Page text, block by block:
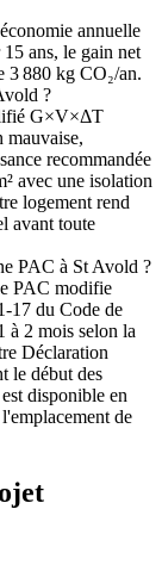
annuelle
ans, le gain net
3 880 kg CO₂/an.
?
G×V×ΔT
mauvaise,
recommandée
avec une isolation
logement rend
avant toute
PAC à St Avold ?
PAC modifie
17 du Code de
à 2 mois selon la
Déclaration
le début des
disponible en
de